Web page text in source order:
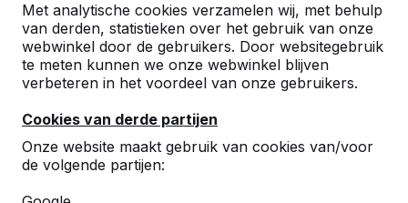
Met analytische cookies verzamelen wij, met behulp
van derden, statistieken over het gebruik van onze
webwinkel door de gebruikers. Door websitegebruik
te meten kunnen we onze webwinkel blijven
verbeteren in het voordeel van onze gebruikers.
Cookies van derde partijen
Onze website maakt gebruik van cookies van/voor
de volgende partijen: